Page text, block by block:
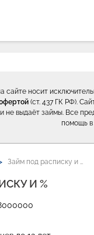
сайте носит
(ст. 437 ГК РФ).
не выдаёт займы. Все
помощь в
Займ под расписку и …
И %